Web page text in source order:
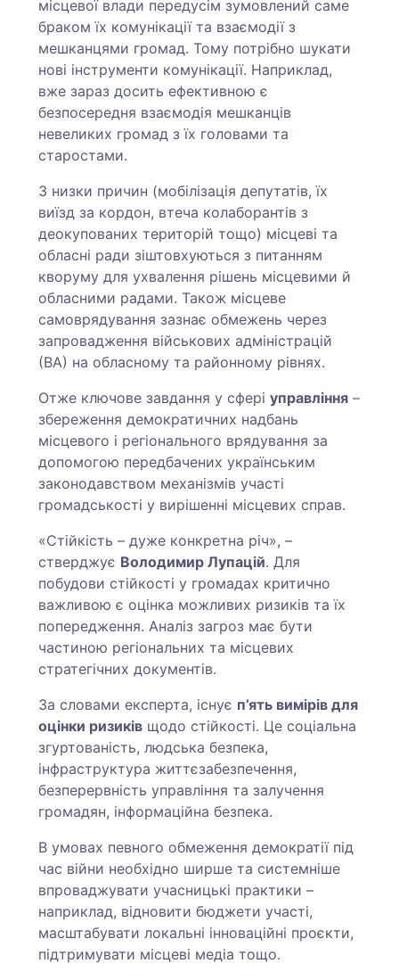
місцевої влади передусім зумовлений саме
браком їх комунікації та взаємодії з
мешканцями громад. Тому потрібно шукати
нові інструменти комунікації. Наприклад,
вже зараз досить ефективною є
безпосередня взаємодія мешканців
невеликих громад з їх головами та
старостами.
З низки причин (мобілізація депутатів, їх
виїзд за кордон, втеча колаборантів з
деокупованих територій тощо) місцеві та
обласні ради зіштовхуються з питанням
кворуму для ухвалення рішень місцевими й
обласними радами. Також місцеве
самоврядування зазнає обмежень через
запровадження військових адміністрацій
(ВА) на обласному та районному рівнях.
Отже ключове завдання у сферіуправління –
збереження демократичних надбань
місцевого і регіонального врядування за
допомогою передбачених українським
законодавством механізмів участі
громадськості у вирішенні місцевих справ.
«Стійкість – дуже конкретна річ», –
стверджує Володимир Лупацій. Для
побудови стійкості у громадах критично
важливою є оцінка можливих ризиків та їх
попередження. Аналіз загроз має бути
частиною регіональних та місцевих
стратегічних документів.
За словами експерта, існує п’ять вимірів для
оцінки ризиків щодо стійкості. Це соціальна
згуртованість, людська безпека,
інфраструктура життєзабезпечення,
безперервність управління та залучення
громадян, інформаційна безпека.
В умовах певного обмеження демократії під
час війни необхідно ширше та системніше
впроваджувати учасницькі практики –
наприклад, відновити бюджети участі,
масштабувати локальні інноваційні проєкти,
підтримувати місцеві медіа тощо.